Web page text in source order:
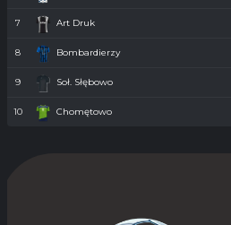
7 Art Druk
8 Bombardierzy
9 Soł. Słębowo
10 Chomętowo